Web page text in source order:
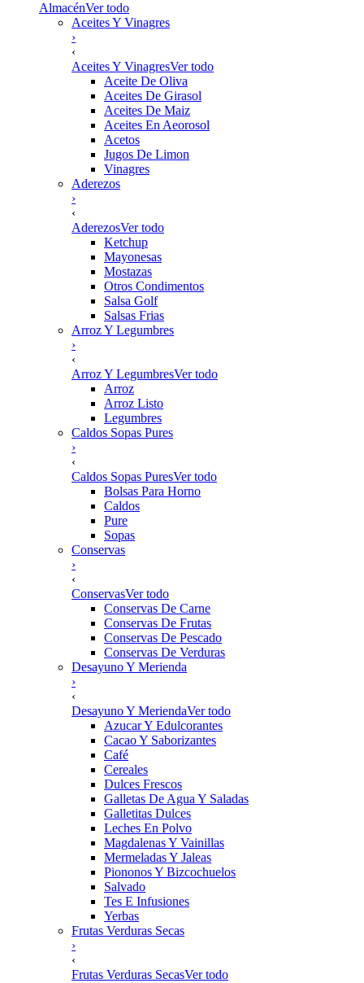
AlmacénVer todo
Aceites Y Vinagres
›
‹
Aceites Y VinagresVer todo
Aceite De Oliva
Aceites De Girasol
Aceites De Maiz
Aceites En Aeorosol
Acetos
Jugos De Limon
Vinagres
Aderezos
›
‹
AderezosVer todo
Ketchup
Mayonesas
Mostazas
Otros Condimentos
Salsa Golf
Salsas Frias
Arroz Y Legumbres
›
‹
Arroz Y LegumbresVer todo
Arroz
Arroz Listo
Legumbres
Caldos Sopas Pures
›
‹
Caldos Sopas PuresVer todo
Bolsas Para Horno
Caldos
Pure
Sopas
Conservas
›
‹
ConservasVer todo
Conservas De Carne
Conservas De Frutas
Conservas De Pescado
Conservas De Verduras
Desayuno Y Merienda
›
‹
Desayuno Y MeriendaVer todo
Azucar Y Edulcorantes
Cacao Y Saborizantes
Café
Cereales
Dulces Frescos
Galletas De Agua Y Saladas
Galletitas Dulces
Leches En Polvo
Magdalenas Y Vainillas
Mermeladas Y Jaleas
Piononos Y Bizcochuelos
Salvado
Tes E Infusiones
Yerbas
Frutas Verduras Secas
›
‹
Frutas Verduras SecasVer todo